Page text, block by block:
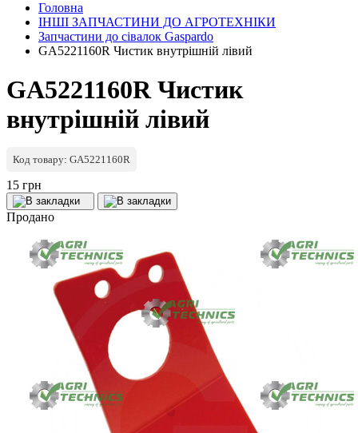
Головна
ІНШІ ЗАПЧАСТИНИ ДО АГРОТЕХНІКИ
Запчастини до сівалок Gaspardo
GA5221160R Чистик внутрішній лівий
GA5221160R Чистик
внутрішній лівий
Код товару: GA5221160R
15 грн
Продано